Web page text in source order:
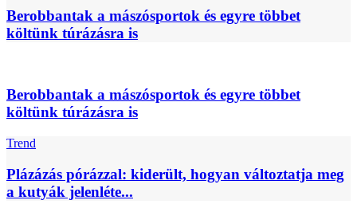
Berobbantak a mászósportok és egyre többet
költünk túrázásra is
Berobbantak a mászósportok és egyre többet
költünk túrázásra is
Trend
Plázázás pórázzal: kiderült, hogyan változtatja meg
a kutyák jelenléte...